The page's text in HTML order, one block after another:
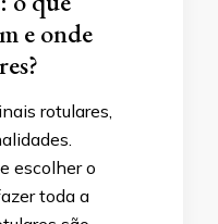
e onde
rotulares,
escolher o
toda a